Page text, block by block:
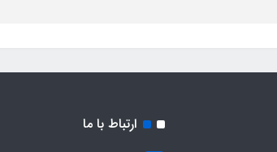
ارتباط با ما